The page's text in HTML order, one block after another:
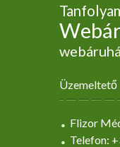
Üzemeltető
Flizor
Telefon: